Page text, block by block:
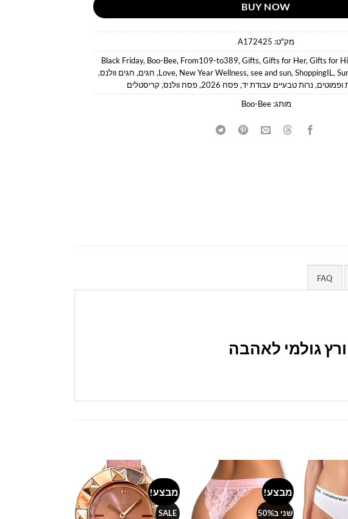
BUY NOW
מק"ט: A172425
Black Friday, Boo-Bee, From109-to389,Gifts,Gifts for Her,Gifts for
Love, New Year Wellness,see and sun,ShoppingIL,
, חגים, חגים וולנס,
ופמוטים, נרות טבעיים עבודת יד,פסח 2026 ,פסח וולנס, קריסטלים
מותג:Boo-Bee
FAQ
גולמי לאהבה
Add to
wishlist
מבצע!
שני ב50%
Add to
wishlist
מבצע!
SALE
Add to
wishlist